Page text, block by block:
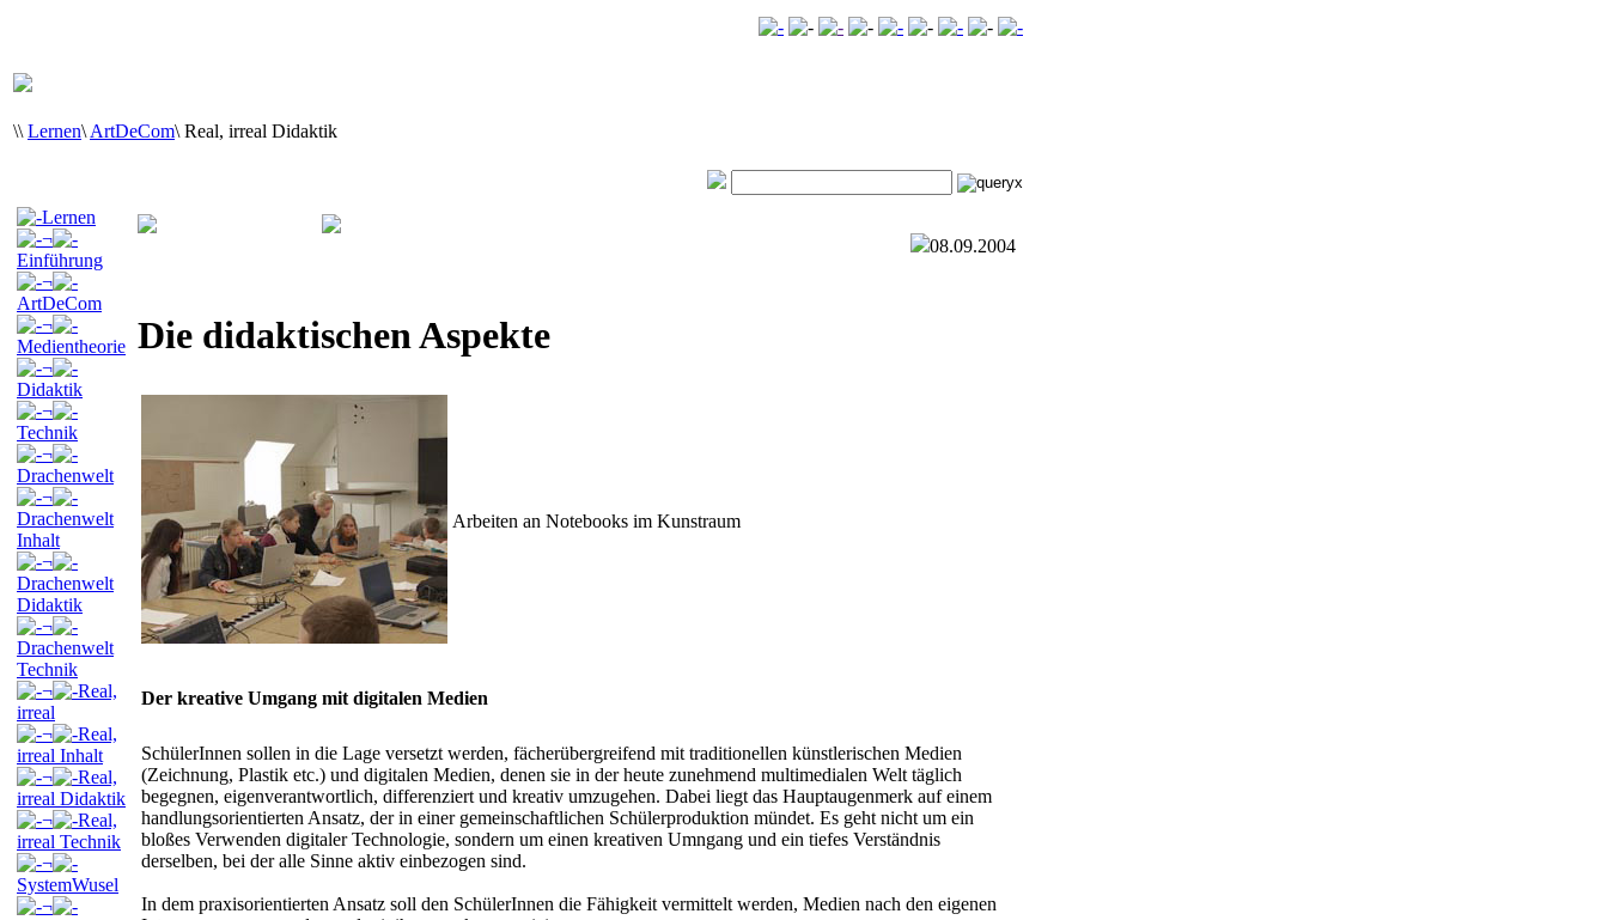
\\ Lernen\ ArtDeCom\ Real, irreal Didaktik
Lernen
¬
Einführung
¬
ArtDeCom
¬
Medientheorie
¬
Didaktik
¬
Technik
¬
Drachenwelt
¬
Drachenwelt
Inhalt
¬
Drachenwelt
Didaktik
¬
Drachenwelt
Technik
¬
Real,
irreal
¬
Real,
irreal Inhalt
¬
Real,
irreal Didaktik
¬
Real,
irreal Technik
¬
SystemWusel
¬
08.09.2004
Die didaktischen Aspekte
Arbeiten an Notebooks im Kunstraum
Der kreative Umgang mit digitalen Medien
SchülerInnen sollen in die Lage versetzt werden, fächerübergreifend mit traditionellen künstlerischen Medien
(Zeichnung, Plastik etc.) und digitalen Medien, denen sie in der heute zunehmend multimedialen Welt täglich
begegnen, eigenverantwortlich, differenziert und kreativ umzugehen. Dabei liegt das Hauptaugenmerk auf einem
handlungsorientierten Ansatz, der in einer gemeinschaftlichen Schülerproduktion mündet. Es geht nicht um ein
bloßes Verwenden digitaler Technologie, sondern um einen kreativen Umngang und ein tiefes Verständnis
derselben, bei der alle Sinne aktiv einbezogen sind.
In dem praxisorientierten Ansatz soll den SchülerInnen die Fähigkeit vermittelt werden, Medien nach den eigenen